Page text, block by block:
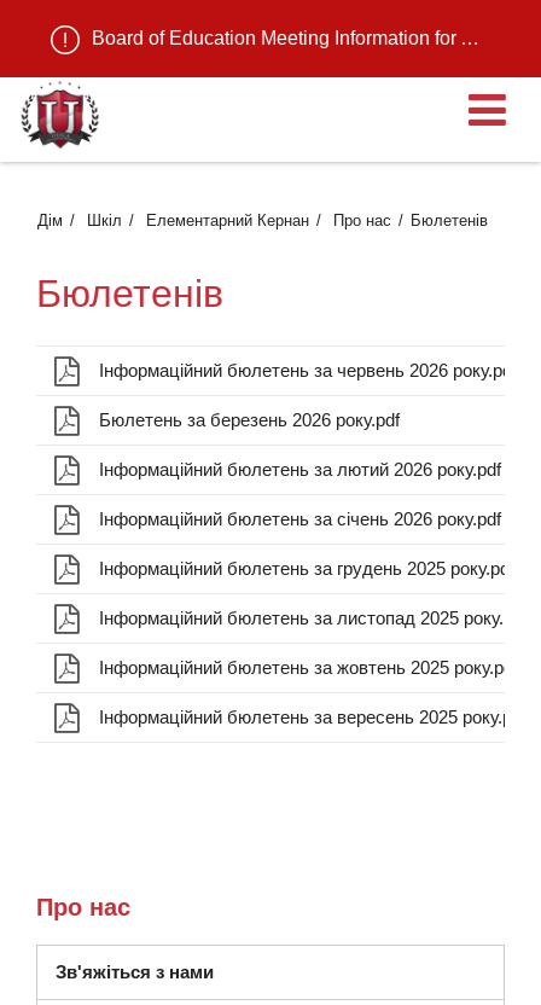
Board of Education Meeting Information for August 11, 2026
Дім Шкіл Елементарний Кернан Про нас Бюлетенів
Бюлетенів
Інформаційний бюлетень за червень 2026 року.pdf
Бюлетень за березень 2026 року.pdf
Інформаційний бюлетень за лютий 2026 року.pdf
Інформаційний бюлетень за січень 2026 року.pdf
Інформаційний бюлетень за грудень 2025 року.pdf
Інформаційний бюлетень за листопад 2025 року.pdf
Інформаційний бюлетень за жовтень 2025 року.pdf
Інформаційний бюлетень за вересень 2025 року.pdf
Про нас
Зв'яжіться з нами